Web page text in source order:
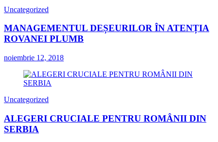
Uncategorized
MANAGEMENTUL DEȘEURILOR ÎN ATENȚIA
ROVANEI PLUMB
noiembrie 12, 2018
Uncategorized
ALEGERI CRUCIALE PENTRU ROMÂNII DIN
SERBIA